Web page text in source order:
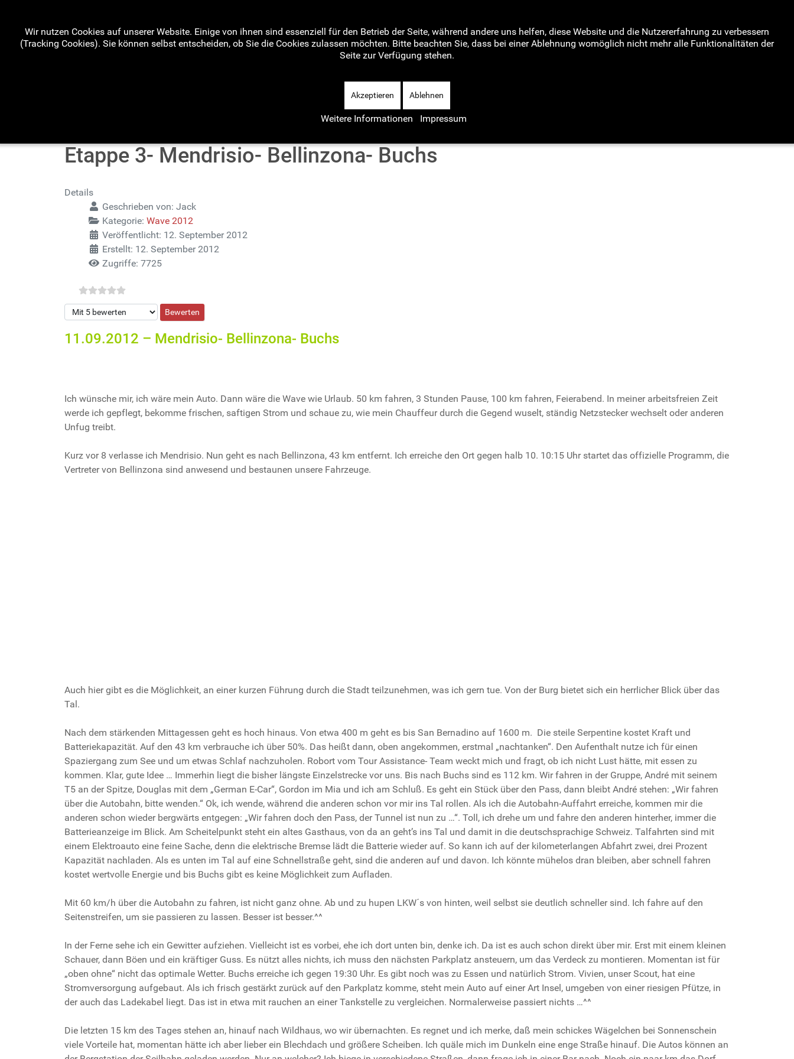
Log in Registrieren
Aktuelles Artikel Wave-Teamblog
Etappe 3- Mendrisio- Bellinzona- Buchs
Details
Geschrieben von: Jack
Kategorie: Wave 2012
Veröffentlicht: 12. September 2012
Erstellt: 12. September 2012
Zugriffe: 7725
Bitte bewerten
11.09.2012 – Mendrisio- Bellinzona- Buchs
Ich wünsche mir, ich wäre mein Auto. Dann wäre die Wave wie Urlaub. 50 km fahren, 3 Stunden Pause, 100 km fahren, Feierabend. In meiner arbeitsfreien Zeit
werde ich gepflegt, bekomme frischen, saftigen Strom und schaue zu, wie mein Chauffeur durch die Gegend wuselt, ständig Netzstecker wechselt oder anderen
Unfug treibt.
Kurz vor 8 verlasse ich Mendrisio. Nun geht es nach Bellinzona, 43 km entfernt. Ich erreiche den Ort gegen halb 10. 10:15 Uhr startet das offizielle Programm, die
Vertreter von Bellinzona sind anwesend und bestaunen unsere Fahrzeuge.
Auch hier gibt es die Möglichkeit, an einer kurzen Führung durch die Stadt teilzunehmen, was ich gern tue. Von der Burg bietet sich ein herrlicher Blick über das
Tal.
Nach dem stärkenden Mittagessen geht es hoch hinaus. Von etwa 400 m geht es bis San Bernadino auf 1600 m. Die steile Serpentine kostet Kraft und
Batteriekapazität. Auf den 43 km verbrauche ich über 50%. Das heißt dann, oben angekommen, erstmal „nachtanken“. Den Aufenthalt nutze ich für einen
Spaziergang zum See und um etwas Schlaf nachzuholen. Robort vom Tour Assistance- Team weckt mich und fragt, ob ich nicht Lust hätte, mit essen zu
kommen. Klar, gute Idee … Immerhin liegt die bisher längste Einzelstrecke vor uns. Bis nach Buchs sind es 112 km. Wir fahren in der Gruppe, André mit seinem
T5 an der Spitze, Douglas mit dem „German E-Car“, Gordon im Mia und ich am Schluß. Es geht ein Stück über den Pass, dann bleibt André stehen: „Wir fahren
über die Autobahn, bitte wenden.“ Ok, ich wende, während die anderen schon vor mir ins Tal rollen. Als ich die Autobahn-Auffahrt erreiche, kommen mir die
anderen schon wieder bergwärts entgegen: „Wir fahren doch den Pass, der Tunnel ist nun zu …“. Toll, ich drehe um und fahre den anderen hinterher, immer die
Batterieanzeige im Blick. Am Scheitelpunkt steht ein altes Gasthaus, von da an geht’s ins Tal und damit in die deutschsprachige Schweiz. Talfahrten sind mit
einem Elektroauto eine feine Sache, denn die elektrische Bremse lädt die Batterie wieder auf. So kann ich auf der kilometerlangen Abfahrt zwei, drei Prozent
Kapazität nachladen. Als es unten im Tal auf eine Schnellstraße geht, sind die anderen auf und davon. Ich könnte mühelos dran bleiben, aber schnell fahren
kostet wertvolle Energie und bis Buchs gibt es keine Möglichkeit zum Aufladen.
Mit 60 km/h über die Autobahn zu fahren, ist nicht ganz ohne. Ab und zu hupen LKW´s von hinten, weil selbst sie deutlich schneller sind. Ich fahre auf den
Seitenstreifen, um sie passieren zu lassen. Besser ist besser.^^
In der Ferne sehe ich ein Gewitter aufziehen. Vielleicht ist es vorbei, ehe ich dort unten bin, denke ich. Da ist es auch schon direkt über mir. Erst mit einem kleinen
Schauer, dann Böen und ein kräftiger Guss. Es nützt alles nichts, ich muss den nächsten Parkplatz ansteuern, um das Verdeck zu montieren. Momentan ist für
„oben ohne“ nicht das optimale Wetter. Buchs erreiche ich gegen 19:30 Uhr. Es gibt noch was zu Essen und natürlich Strom. Vivien, unser Scout, hat eine
Stromversorgung aufgebaut. Als ich frisch gestärkt zurück auf den Parkplatz komme, steht mein Auto auf einer Art Insel, umgeben von einer riesigen Pfütze, in
der auch das Ladekabel liegt. Das ist in etwa mit rauchen an einer Tankstelle zu vergleichen. Normalerweise passiert nichts …^^
Die letzten 15 km des Tages stehen an, hinauf nach Wildhaus, wo wir übernachten. Es regnet und ich merke, daß mein schickes Wägelchen bei Sonnenschein
viele Vorteile hat, momentan hätte ich aber lieber ein Blechdach und größere Scheiben. Ich quäle mich im Dunkeln eine enge Straße hinauf. Die Autos können an
Wir nutzen Cookies auf unserer Website. Einige von ihnen sind essenziell für den Betrieb der Seite, während andere uns helfen, diese Website und die Nutzererfahrung zu verbessern
(Tracking Cookies). Sie können selbst entscheiden, ob Sie die Cookies zulassen möchten. Bitte beachten Sie, dass bei einer Ablehnung womöglich nicht mehr alle Funktionalitäten der
Seite zur Verfügung stehen.
Akzeptieren Ablehnen
Weitere Informationen Impressum